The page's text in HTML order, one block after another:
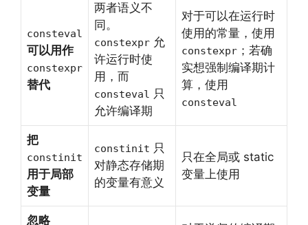
consteval
可以用作
constexpr
替代
两者语义不
同。
constexpr 允
许运行时使
用，而
consteval 只
允许编译期
对于可以在运行时
使用的常量，使用
constexpr ；若确
实想强制编译期计
算，使用
consteval
把
constinit
用于局部
变量
constinit 只
对静态存储期
的变量有意义
只在全局或 static
变量上使用
忽略